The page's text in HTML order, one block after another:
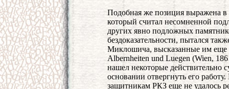
Подобная же позиция выражена
который считал несомненной
других явно подложных
бездоказательности, пытался
Миклошича, высказанные им еще
Albernheiten und Luegen (Wien,
нашел некоторые действительно
основании отвергнуть его
защитникам РКЗ еще не удалось